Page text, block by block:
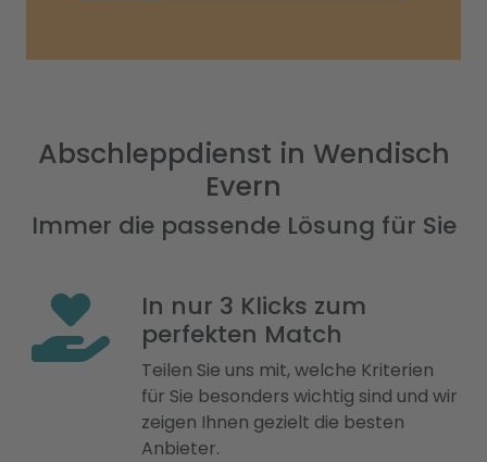
Abschleppdienst in Wendisch
Evern
Immer die passende Lösung für Sie
In nur 3 Klicks zum
perfekten Match
Teilen Sie uns mit, welche Kriterien
für Sie besonders wichtig sind und wir
zeigen Ihnen gezielt die besten
Anbieter.